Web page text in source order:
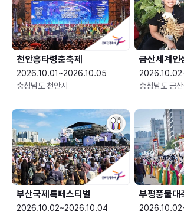
천안흥타령춤축제
2026.10.01~2026.10.05
충청남도 천안시
금산세계인
충청남도 금
부산국제록페스티벌
2026.10.02~2026.10.04
부평풍물대